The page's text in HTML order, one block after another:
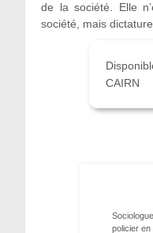
de la société. Elle
société, mais
CAIRN
policier